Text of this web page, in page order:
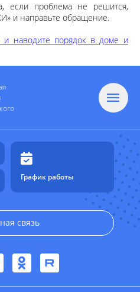
если проблема не решится,
и направьте обращение.
и наводите порядок в доме и
График работы
связь